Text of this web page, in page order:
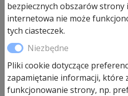
bezpiecznych obszarów
internetowa nie może
tych ciasteczek.
Niezbędne
Pliki cookie dotyczące
zapamiętanie informacji, które
funkcjonowanie strony, np.